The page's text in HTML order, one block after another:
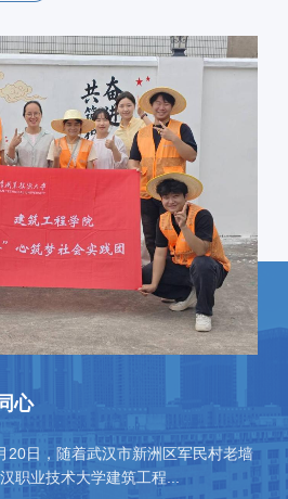
心
20日，随着武汉市新洲区军民村老墙
职业技术大学建筑工程...